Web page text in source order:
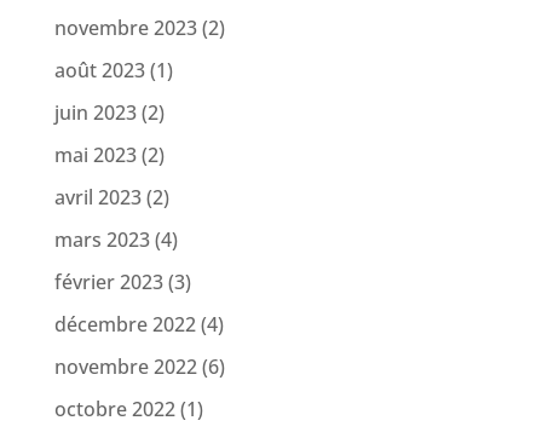
novembre 2023(2)
août 2023(1)
juin 2023(2)
mai 2023(2)
avril 2023(2)
mars 2023(4)
février 2023(3)
décembre 2022(4)
novembre 2022(6)
octobre 2022(1)